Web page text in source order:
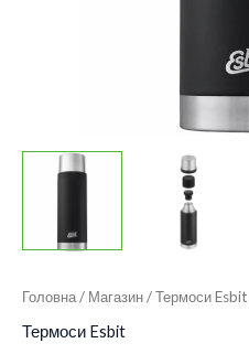
Головна/ Магазин/Термоси Esbit
Термоси Esbit